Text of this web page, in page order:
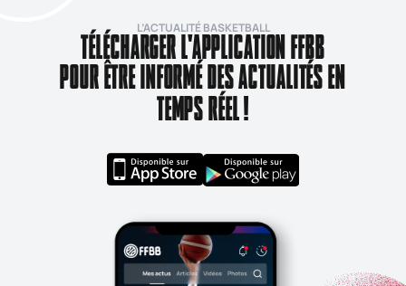
L’ACTUALITÉ BASKETBALL
TÉLÉCHARGER L'APPLICATION FFBB
POUR ÊTRE INFORMÉ DES ACTUALITÉS EN
TEMPS RÉEL !